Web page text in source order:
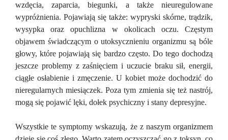
wzdęcia, zaparcia, biegunki, a także nieuregulowane
wypróżnienia. Pojawiają się także: wypryski skórne, trądzik,
wysypka oraz opuchlizna w okolicach oczu. Częstym
objawem świadczącym o utoksycznieniu organizmu są bóle
głowy, które pojawiają się bardzo często. Do tego dochodzą
jeszcze problemy z zaśnięciem i uczucie braku sił, energii,
ciągłe osłabienie i zmęczenie. U kobiet może dochodzić do
nieregularnych miesiączek. Poza tym zmienia się też nastrój,
mogą się pojawić lęki, dołek psychiczny i stany depresyjne.
Wszystkie te symptomy wskazują, że z naszym organizmem